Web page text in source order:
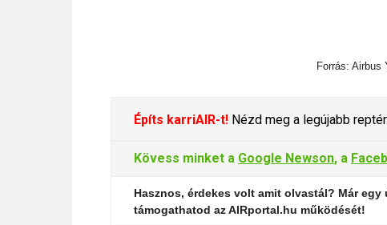
Forrás: Airbus
Építs karriAIR-t! Nézd meg a legújabb
Kövess minket a Google Newson, a
Hasznos, érdekes volt amit olvastál? Már egy
támogathatod az AIRportal.hu működését!